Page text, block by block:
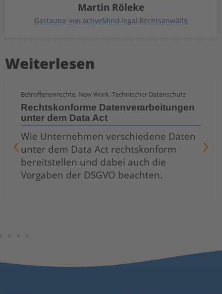
Martin Röleke
Gastautor von activeMind.legal Rechtsanwälte
Weiterlesen
Betroffenenrechte, New Work, Technischer Datenschutz
Rechtskonforme Datenverarbeitungen
unter dem Data Act
Wie Unternehmen verschiedene Daten
unter dem Data Act rechtskonform
bereitstellen und dabei auch die
Vorgaben der DSGVO beachten.